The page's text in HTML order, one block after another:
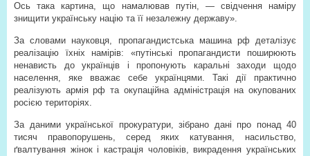
Ось така картина, що намалював путін, — свідчення наміру
знищити українську націю та її незалежну державу».
За словами науковця, пропагандистська машина рф деталізує
реалізацію їхніх намірів: «путінські пропагандисти поширюють
ненависть до українців і пропонують каральні заходи щодо
населення, яке вважає себе українцями. Такі дії практично
реалізують армія рф та окупаційна адміністрація на окупованих
росією територіях.
За даними української прокуратури, зібрано дані про понад 40
тисяч правопорушень, серед яких катування, насильство,
ґвалтування жінок і кастрація чоловіків, викрадення українських